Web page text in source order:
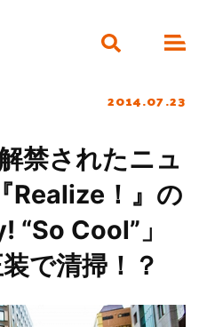
2014.07.23
禁されたニュ
Realize！』の
“So Cool”」
で清掃！？